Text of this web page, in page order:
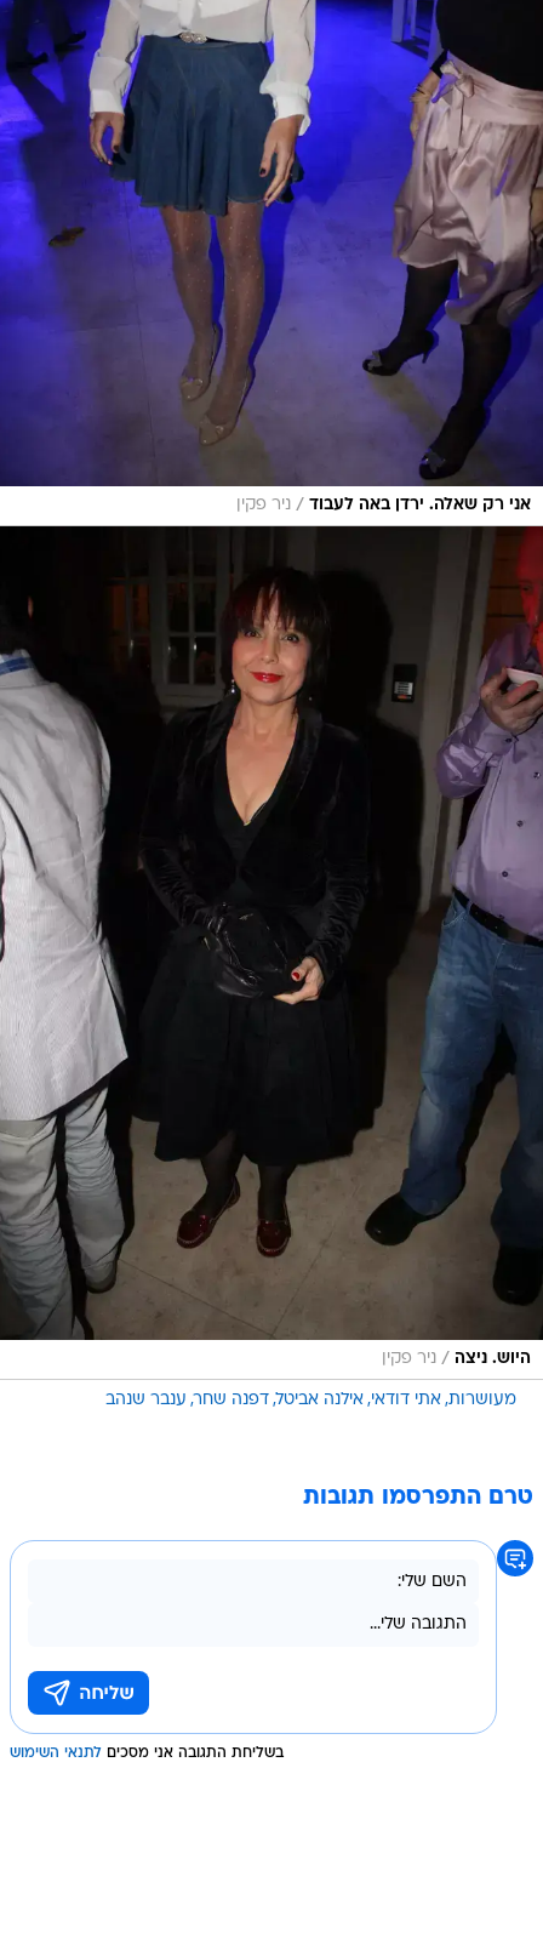
אני רק שאלה. ירדן באה לעבוד / ניר פקין
היוש. ניצה / ניר פקין
מעושרות אתי דודאי אילנה אביטל דפנה שחר ענבר שנהב
טרם התפרסמו תגובות
בשליחת התגובה אני מסכים לתנאי השימוש